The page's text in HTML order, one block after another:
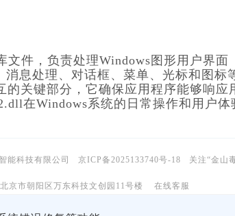
件，负责处理Windows图形用户界面
息处理、对话框、菜单、光标和图标
的关键部分，它确保应用程序能够响应
在Windows系统的日常操作和用户体
能科技有限公司 京ICP备2025133740号-18 关注“金山
京市朝阳区万东科技文创园11号楼 在线客服